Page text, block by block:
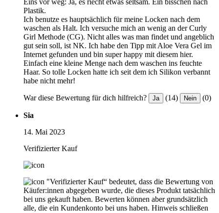
Eins vor weg: Ja, es riecht etwas seltsam. Ein bisschen nach
Plastik.
Ich benutze es hauptsächlich für meine Locken nach dem
waschen als Halt. Ich versuche mich an wenig an der Curly
Girl Methode (CG). Nicht alles was man findet und angeblich
gut sein soll, ist NK. Ich habe den Tipp mit Aloe Vera Gel im
Internet gefunden und bin super happy mit diesem hier.
Einfach eine kleine Menge nach dem waschen ins feuchte
Haar. So tolle Locken hatte ich seit dem ich Silikon verbannt
habe nicht mehr!
War diese Bewertung für dich hilfreich? Ja (14) Nein (0)
Sia
14. Mai 2023
Verifizierter Kauf
"Verifizierter Kauf“ bedeutet, dass die Bewertung von
Käufer:innen abgegeben wurde, die dieses Produkt tatsächlich
bei uns gekauft haben. Bewerten können aber grundsätzlich
alle, die ein Kundenkonto bei uns haben. Hinweis schließen